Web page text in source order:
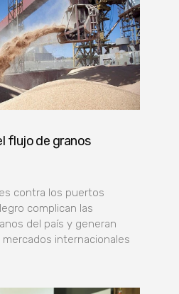
flujo de granos
contra los puertos
complican las
del país y generan
internacionales